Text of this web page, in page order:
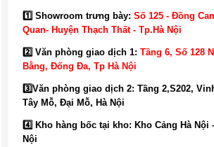
1️⃣ Showroom trưng bày: Số 125 - Đồng
Quan- Huyện Thạch Thất - Tp.Hà Nội
2️⃣ Văn phòng giao dịch 1: Tầng 6, Số 128
Bằng, Đống Đa, Tp Hà Nội
3️⃣Văn phòng giao dịch 2: Tầng 2,S202,
Tây Mỗ, Đại Mỗ, Hà Nội
4️⃣ Kho hàng bốc tại kho: Kho Cảng Hà Nội
Nội